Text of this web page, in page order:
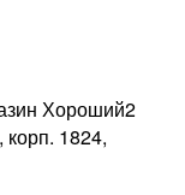
Хороший2
1824,